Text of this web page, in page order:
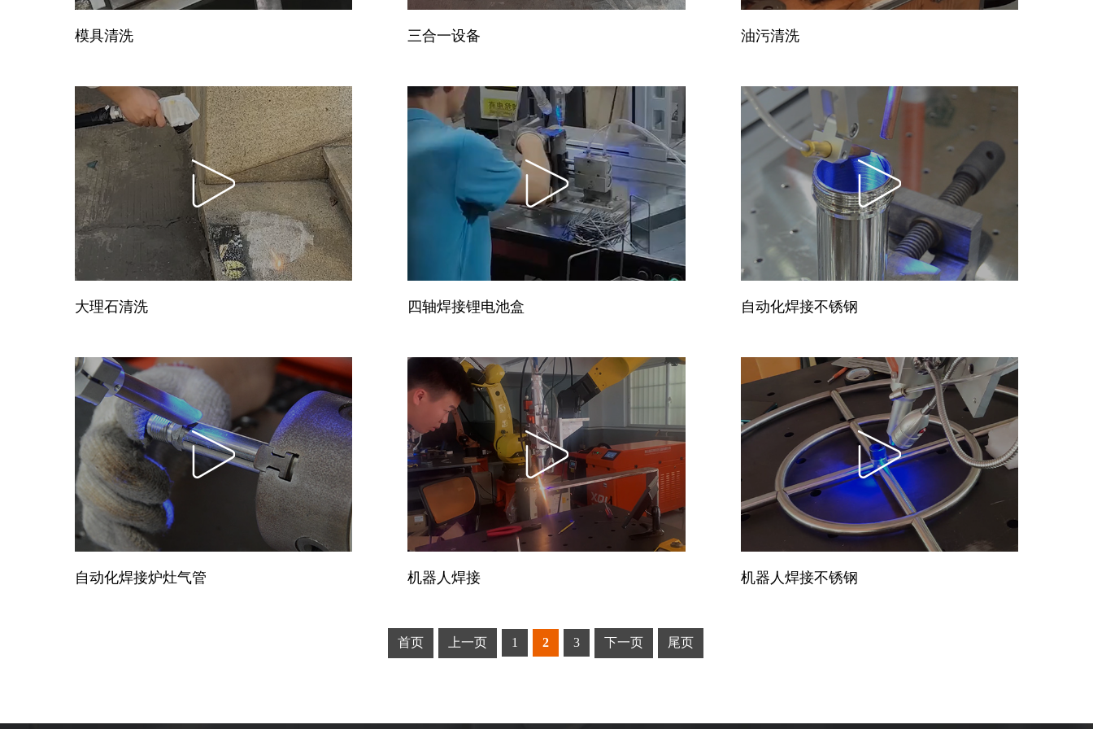
模具清洗 三合一设备 油污清洗
大理石清洗 四轴焊接锂电池盒 自动化焊接不锈钢
自动化焊接炉灶气管 机器人焊接 机器人焊接不锈钢
首页 上一页 1 2 3 下一页 尾页